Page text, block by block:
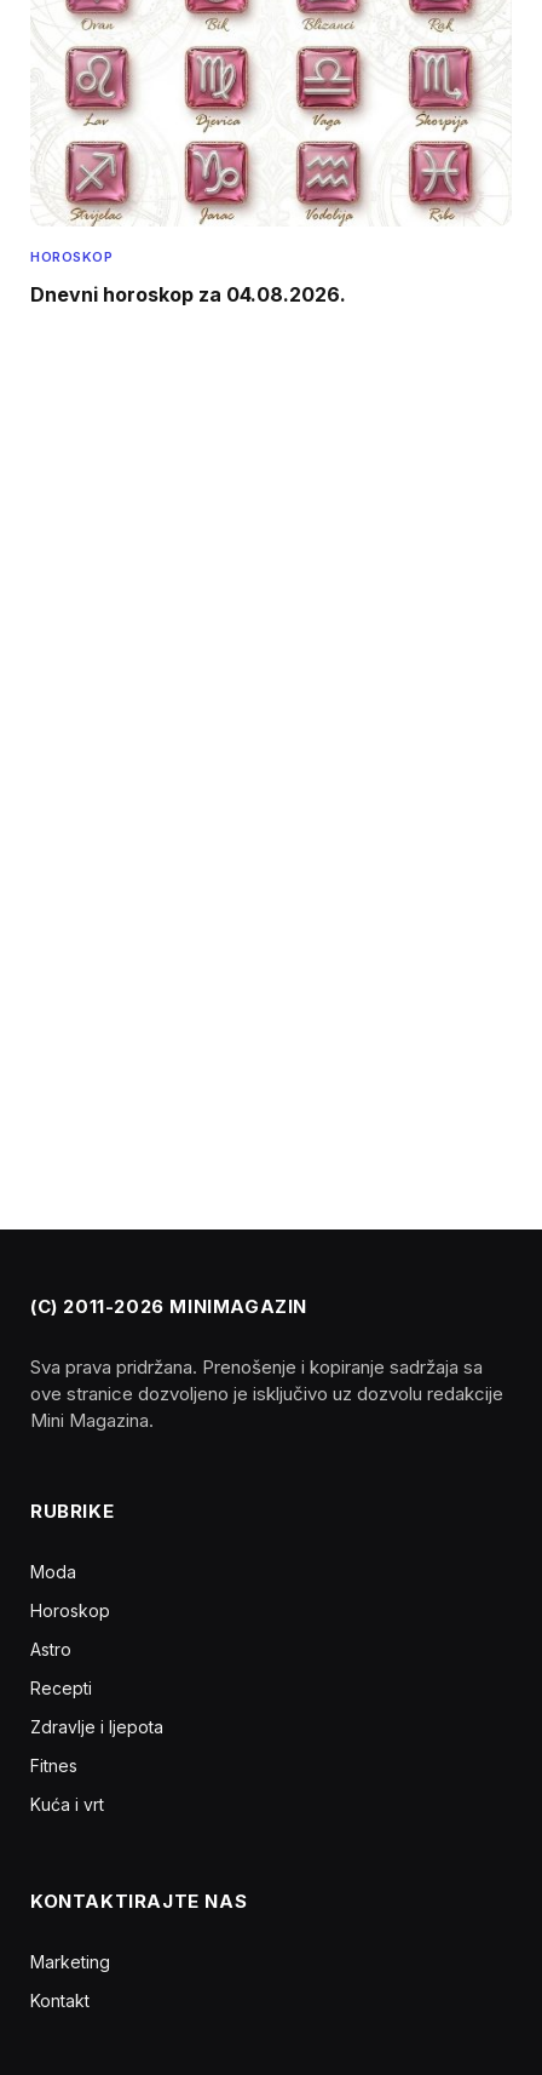
HOROSKOP
Dnevni horoskop za 04.08.2026.
(C) 2011-2026 MINIMAGAZIN
Sva prava pridržana. Prenošenje i kopiranje sadržaja sa
ove stranice dozvoljeno je isključivo uz dozvolu redakcije
Mini Magazina.
RUBRIKE
Moda
Horoskop
Astro
Recepti
Zdravlje i ljepota
Fitnes
Kuća i vrt
KONTAKTIRAJTE NAS
Marketing
Kontakt